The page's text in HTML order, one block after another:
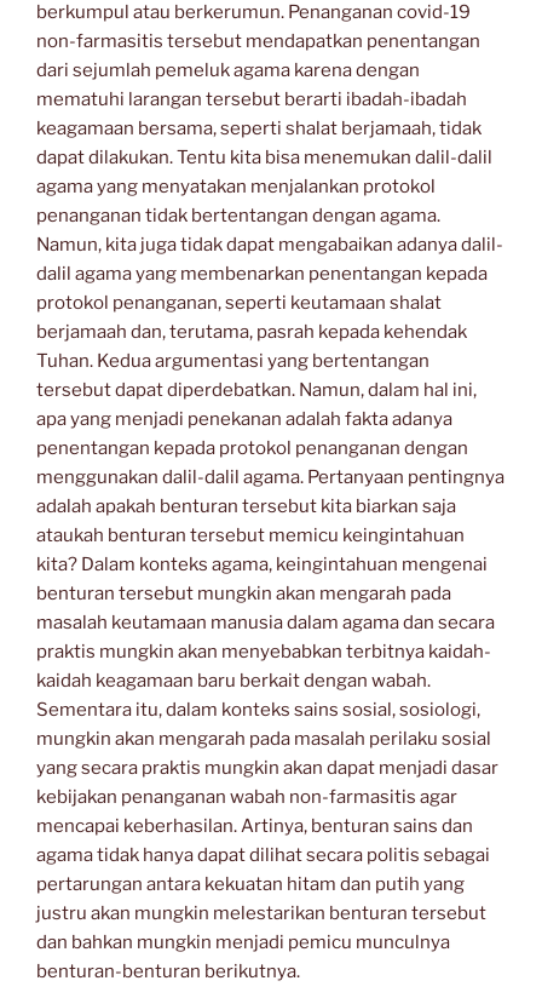
berkumpul atau berkerumun. Penanganan covid-19
non-farmasitis tersebut mendapatkan penentangan
dari sejumlah pemeluk agama karena dengan
mematuhi larangan tersebut berarti ibadah-ibadah
keagamaan bersama, seperti shalat berjamaah, tidak
dapat dilakukan. Tentu kita bisa menemukan dalil-dalil
agama yang menyatakan menjalankan protokol
penanganan tidak bertentangan dengan agama.
Namun, kita juga tidak dapat mengabaikan adanya dalil-
dalil agama yang membenarkan penentangan kepada
protokol penanganan, seperti keutamaan shalat
berjamaah dan, terutama, pasrah kepada kehendak
Tuhan. Kedua argumentasi yang bertentangan
tersebut dapat diperdebatkan. Namun, dalam hal ini,
apa yang menjadi penekanan adalah fakta adanya
penentangan kepada protokol penanganan dengan
menggunakan dalil-dalil agama. Pertanyaan pentingnya
adalah apakah benturan tersebut kita biarkan saja
ataukah benturan tersebut memicu keingintahuan
kita? Dalam konteks agama, keingintahuan mengenai
benturan tersebut mungkin akan mengarah pada
masalah keutamaan manusia dalam agama dan secara
praktis mungkin akan menyebabkan terbitnya kaidah-
kaidah keagamaan baru berkait dengan wabah.
Sementara itu, dalam konteks sains sosial, sosiologi,
mungkin akan mengarah pada masalah perilaku sosial
yang secara praktis mungkin akan dapat menjadi dasar
kebijakan penanganan wabah non-farmasitis agar
mencapai keberhasilan. Artinya, benturan sains dan
agama tidak hanya dapat dilihat secara politis sebagai
pertarungan antara kekuatan hitam dan putih yang
justru akan mungkin melestarikan benturan tersebut
dan bahkan mungkin menjadi pemicu munculnya
benturan-benturan berikutnya.